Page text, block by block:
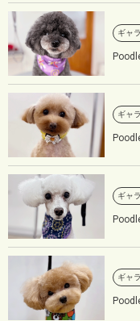
ギャ
ギャ
ギャ
ギャ